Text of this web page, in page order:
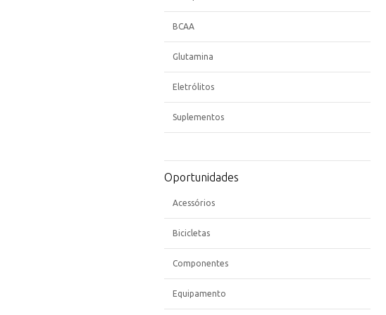
BCAA
Glutamina
Eletrólitos
Suplementos
Oportunidades
Acessórios
Bicicletas
Componentes
Equipamento